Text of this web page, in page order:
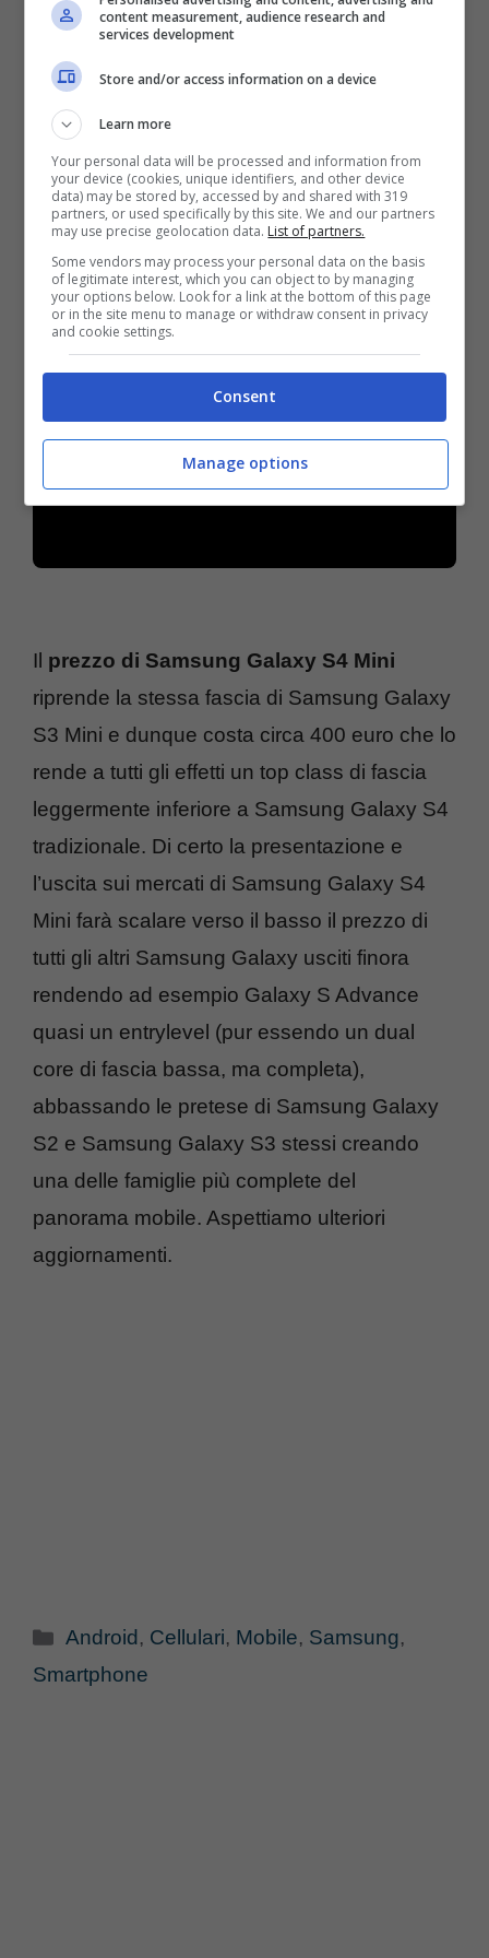
Video anteprima di Samsung Galaxy S4
Mini
Il prezzo di Samsung Galaxy S4 Mini
riprende la stessa fascia di Samsung Galaxy
S3 Mini e dunque costa circa 400 euro che lo
rende a tutti gli effetti un top class di fascia
leggermente inferiore a Samsung Galaxy S4
tradizionale. Di certo la presentazione e
l’uscita sui mercati di Samsung Galaxy S4
Mini farà scalare verso il basso il prezzo di
tutti gli altri Samsung Galaxy usciti finora
rendendo ad esempio Galaxy S Advance
quasi un entrylevel (pur essendo un dual
core di fascia bassa, ma completa),
abbassando le pretese di Samsung Galaxy
S2 e Samsung Galaxy S3 stessi creando
una delle famiglie più complete del
panorama mobile. Aspettiamo ulteriori
aggiornamenti.
Categorie
Android , Cellulari, Mobile, Samsung,
Smartphone
content measurement, audience research and
services development
Store and/or access information on a device
Learn more
Your personal data will be processed and information from
your device (cookies, unique identifiers, and other device
data) may be stored by, accessed by and shared with 319
partners, or used specifically by this site. We and our partners
may use precise geolocation data. List of partners.
Some vendors may process your personal data on the basis
of legitimate interest, which you can object to by managing
your options below. Look for a link at the bottom of this page
or in the site menu to manage or withdraw consent in privacy
and cookie settings.
Consent
Manage options